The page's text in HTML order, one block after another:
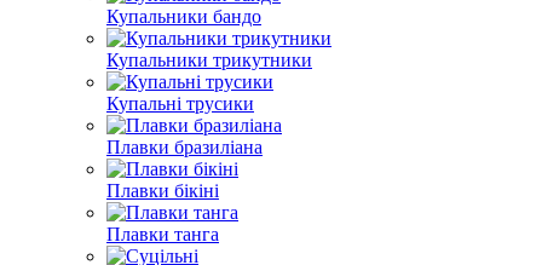
Купальники бандо
Купальники трикутники
Купальні трусики
Плавки бразиліана
Плавки бікіні
Плавки танга